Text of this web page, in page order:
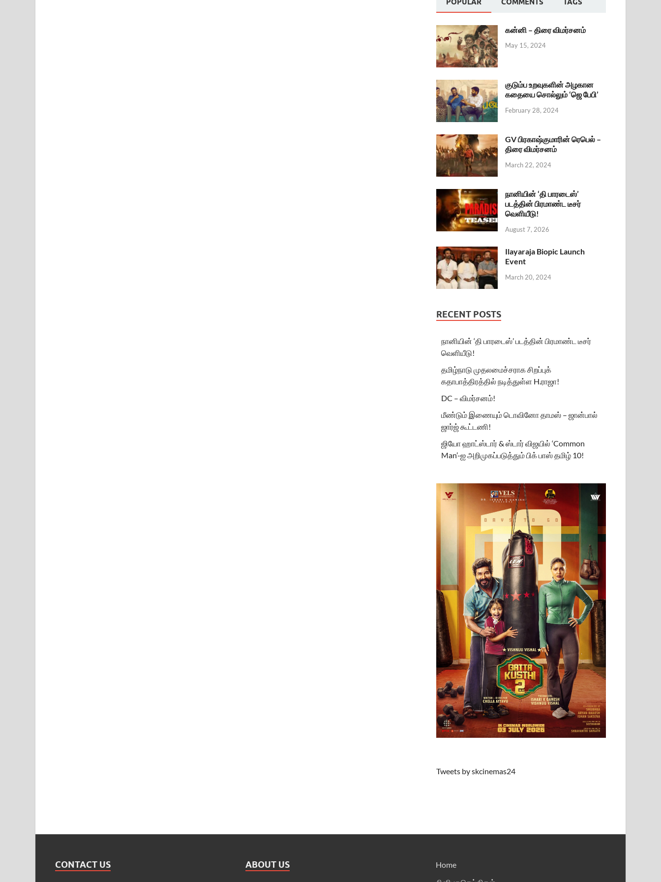
POPULAR COMMENTS TAGS
கன்னி – திரை விமர்சனம்
May 15, 2024
குடும்ப உறவுகளின் அழகான
கதையை சொல்லும் ‘ஜெ பேபி’
February 28, 2024
GV பிரகாஷ்குமாரின் ரெபெல் –
திரை விமர்சனம்
March 22, 2024
நானியின் ‘தி பாரடைஸ்’
படத்தின் பிரமாண்ட டீசர்
வெளியீடு!
August 7, 2026
Ilayaraja Biopic Launch
Event
March 20, 2024
RECENT POSTS
நானியின் ‘தி பாரடைஸ்’ படத்தின் பிரமாண்ட டீசர்
வெளியீடு!
தமிழ்நாடு முதலமைச்சராக சிறப்புக்
கதாபாத்திரத்தில் நடித்துள்ள H.ராஜா!
DC – விமர்சனம்!
மீண்டும் இணையும் டொவினோ தாமஸ் – ஜான்பால்
ஜார்ஜ் கூட்டணி!
ஜியோ ஹாட்ஸ்டார் & ஸ்டார் விஜயில் ‘Common
Man’-ஐ அறிமுகப்படுத்தும் பிக் பாஸ் தமிழ் 10!
Tweets by skcinemas24
CONTACT US ABOUT US
Home